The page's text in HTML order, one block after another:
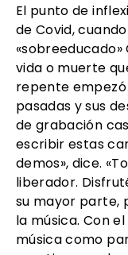
El punto de
de Covid,
vida o muerte
repente empezó
pasadas y sus
de grabación
escribir estas
demos», dice.
liberador.
su mayor parte,
la música. Con
música como